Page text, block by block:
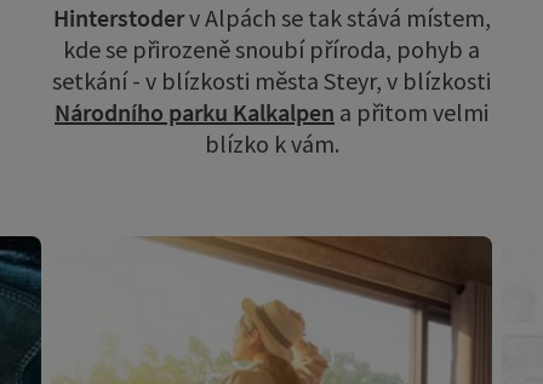
Hinterstoderv Alpách se tak stává místem,
kde se přirozeně snoubí příroda, pohyb a
setkání - v blízkosti města Steyr, v blízkosti
Národního parku Kalkalpen a přitom velmi
blízko k vám.